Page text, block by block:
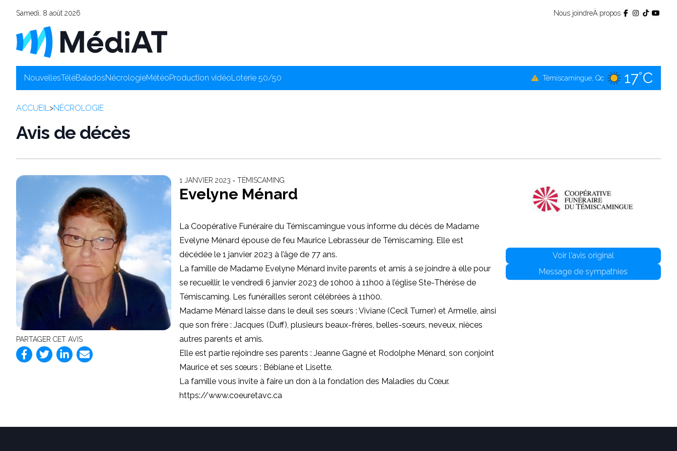
Samedi, 8 août 2026 Nous joindreÀ propos
NouvellesTéléBaladosNécrologieMétéoProduction vidéoLoterie 50/50 Témiscamingue, Qc 17°C
Amos, Qc 19°C
ACCUEIL>NÉCROLOGIE
Avis de décès
PARTAGER CET AVIS
1 JANVIER 2023 ‐ TÉMISCAMING
Evelyne Ménard
La Coopérative Funéraire du Témiscamingue vous informe du décès de Madame
Evelyne Ménard épouse de feu Maurice Lebrasseur de Témiscaming. Elle est
décédée le 1 janvier 2023 à l’âge de 77 ans.
La famille de Madame Evelyne Ménard invite parents et amis à se joindre à elle pour
se recueillir, le vendredi 6 janvier 2023 de 10h00 à 11h00 à l’église Ste-Thérèse de
Témiscaming. Les funérailles seront célébrées à 11h00.
Madame Ménard laisse dans le deuil ses sœurs : Viviane (Cecil Turner) et Armelle, ainsi
que son frère : Jacques (Duff), plusieurs beaux-frères, belles-sœurs, neveux, nièces
autres parents et amis.
Elle est partie rejoindre ses parents : Jeanne Gagné et Rodolphe Ménard, son conjoint
Maurice et ses sœurs : Bébiane et Lisette.
La famille vous invite à faire un don à la fondation des Maladies du Cœur.
https://www.coeuretavc.ca
Voir l'avis original
Message de sympathies